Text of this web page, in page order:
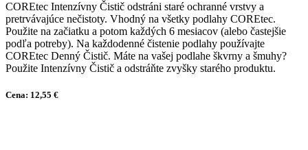
COREtec Intenzívny Čistič odstráni staré ochranné vrstvy a
pretrvávajúce nečistoty. Vhodný na všetky podlahy COREtec.
Použite na začiatku a potom každých 6 mesiacov (alebo častejšie
podľa potreby). Na každodenné čistenie podlahy používajte
COREtec Denný Čistič. Máte na vašej podlahe škvrny a šmuhy?
Použite Intenzívny Čistič a odstráňte zvyšky starého produktu.
Cena: 12,55 €